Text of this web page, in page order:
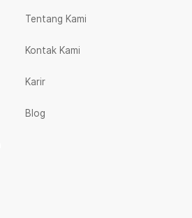
Tentang Kami
Kontak Kami
Karir
Blog